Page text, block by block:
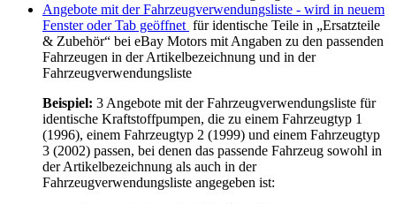
Angebote mit der Fahrzeugverwendungsliste - wird in neuem
Fenster oder Tab geöffnet für identische Teile in „Ersatzteile
& Zubehör“ bei eBay Motors mit Angaben zu den passenden
Fahrzeugen in der Artikelbezeichnung und in der
Fahrzeugverwendungsliste
Beispiel: 3 Angebote mit der Fahrzeugverwendungsliste für
identische Kraftstoffpumpen, die zu einem Fahrzeugtyp 1
(1996), einem Fahrzeugtyp 2 (1999) und einem Fahrzeugtyp
3 (2002) passen, bei denen das passende Fahrzeug sowohl in
der Artikelbezeichnung als auch in der
Fahrzeugverwendungsliste angegeben ist: